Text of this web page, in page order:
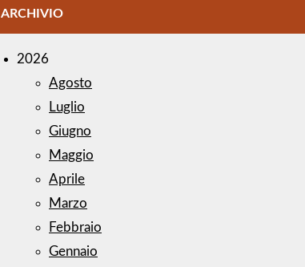
ARCHIVIO
2026
Agosto
Luglio
Giugno
Maggio
Aprile
Marzo
Febbraio
Gennaio